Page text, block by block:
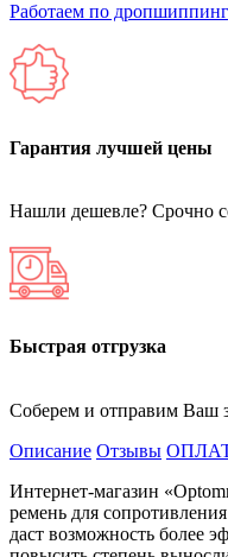
Работаем по
Гарантия лучшей цены
Нашли дешевле? Срочно
Быстрая отгрузка
Соберем и отправим Ваш
Описание Отзывы
Интернет-магазин
ремень для
даст возможность более